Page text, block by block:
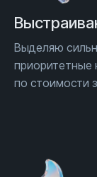
Выделяю
приоритетные
по стоимости